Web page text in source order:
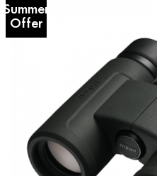
Summer
Offer